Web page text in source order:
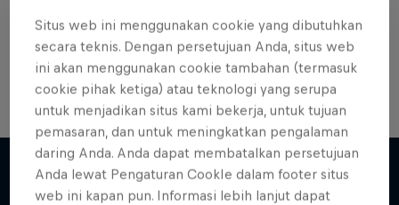
action-packed collection of two-wheel films,
shows …
Situs web ini menggunakan cookie yang dibutuhkan
secara teknis. Dengan persetujuan Anda, situs web
ini akan menggunakan cookie tambahan (termasuk
cookie pihak ketiga) atau teknologi yang serupa
untuk menjadikan situs kami bekerja, untuk tujuan
pemasaran, dan untuk meningkatkan pengalaman
daring Anda. Anda dapat membatalkan persetujuan
Anda lewat Pengaturan CookIe dalam footer situs
web ini kapan pun. Informasi lebih lanjut dapat